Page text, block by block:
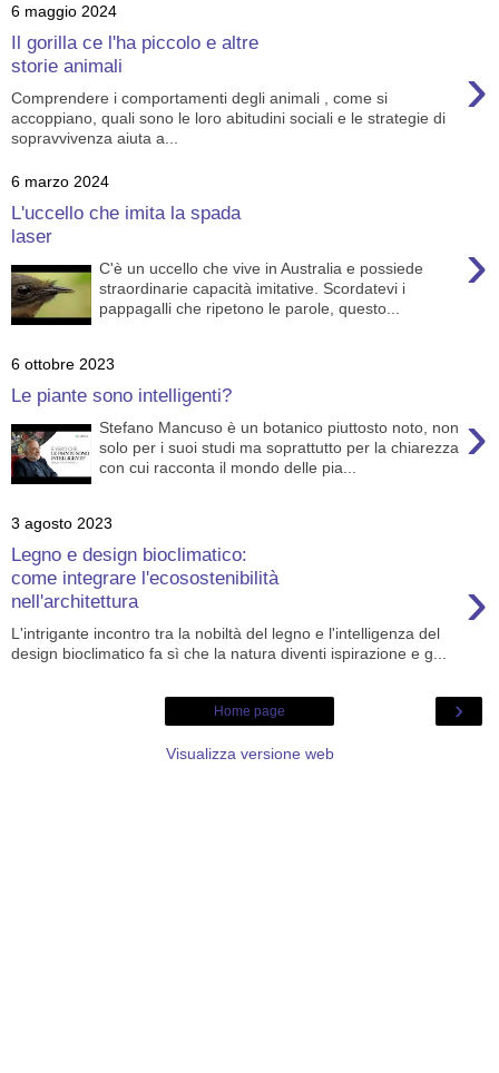
6 maggio 2024
Il gorilla ce l'ha piccolo e altre
storie animali
›
Comprendere i comportamenti degli animali , come si
accoppiano, quali sono le loro abitudini sociali e le strategie di
sopravvivenza aiuta a...
6 marzo 2024
L'uccello che imita la spada
laser
›
C'è un uccello che vive in Australia e possiede
straordinarie capacità imitative. Scordatevi i
pappagalli che ripetono le parole, questo...
6 ottobre 2023
Le piante sono intelligenti?
›
Stefano Mancuso è un botanico piuttosto noto, non
solo per i suoi studi ma soprattutto per la chiarezza
con cui racconta il mondo delle pia...
3 agosto 2023
Legno e design bioclimatico:
come integrare l'ecosostenibilità
nell'architettura
›
L'intrigante incontro tra la nobiltà del legno e l'intelligenza del
design bioclimatico fa sì che la natura diventi ispirazione e g...
›
Home page
Visualizza versione web